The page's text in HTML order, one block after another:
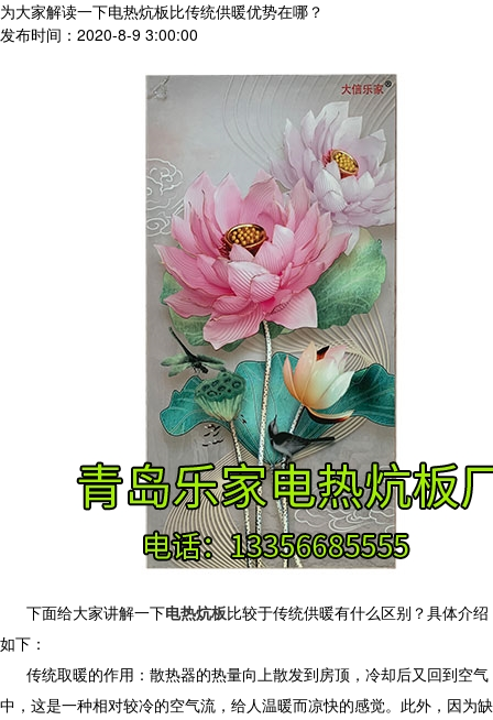
为大家解读一下电热炕板比传统供暖优势在哪？
发布时间：2020-8-9 3:00:00
下面给大家讲解一下电热炕板比较于传统供暖有什么区别？具体介绍
如下：
传统取暖的作用：散热器的热量向上散发到房顶，冷却后又回到空气
中，这是一种相对较冷的空气流，给人温暖而凉快的感觉。此外，因为缺